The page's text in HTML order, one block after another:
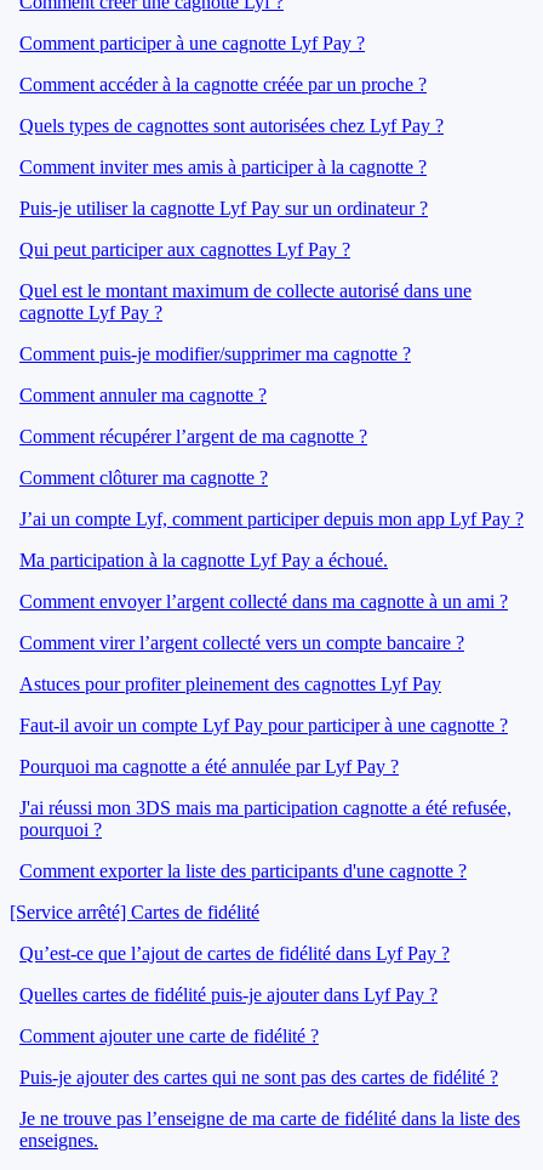
Comment participer à une cagnotte Lyf Pay ?
Comment accéder à la cagnotte créée par un proche ?
Quels types de cagnottes sont autorisées chez Lyf Pay ?
Comment inviter mes amis à participer à la cagnotte ?
Puis-je utiliser la cagnotte Lyf Pay sur un ordinateur ?
Qui peut participer aux cagnottes Lyf Pay ?
Quel est le montant maximum de collecte autorisé dans une
cagnotte Lyf Pay ?
Comment puis-je modifier/supprimer ma cagnotte ?
Comment annuler ma cagnotte ?
Comment récupérer l’argent de ma cagnotte ?
Comment clôturer ma cagnotte ?
J’ai un compte Lyf, comment participer depuis mon app Lyf Pay ?
Ma participation à la cagnotte Lyf Pay a échoué.
Comment envoyer l’argent collecté dans ma cagnotte à un ami ?
Comment virer l’argent collecté vers un compte bancaire ?
Astuces pour profiter pleinement des cagnottes Lyf Pay
Faut-il avoir un compte Lyf Pay pour participer à une cagnotte ?
Pourquoi ma cagnotte a été annulée par Lyf Pay ?
J'ai réussi mon 3DS mais ma participation cagnotte a été refusée,
pourquoi ?
Comment exporter la liste des participants d'une cagnotte ?
[Service arrêté] Cartes de fidélité
Qu’est-ce que l’ajout de cartes de fidélité dans Lyf Pay ?
Quelles cartes de fidélité puis-je ajouter dans Lyf Pay ?
Comment ajouter une carte de fidélité ?
Puis-je ajouter des cartes qui ne sont pas des cartes de fidélité ?
Je ne trouve pas l’enseigne de ma carte de fidélité dans la liste des
enseignes.